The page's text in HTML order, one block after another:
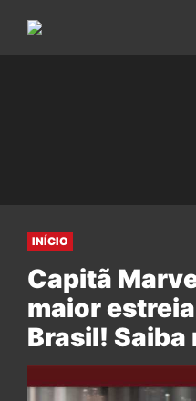
INÍCIO
Capitã
maior
Brasil! Saiba